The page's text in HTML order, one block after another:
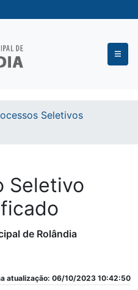
Seletivos
Seletivo
de Rolândia
atualização: 06/10/2023 10:42:50